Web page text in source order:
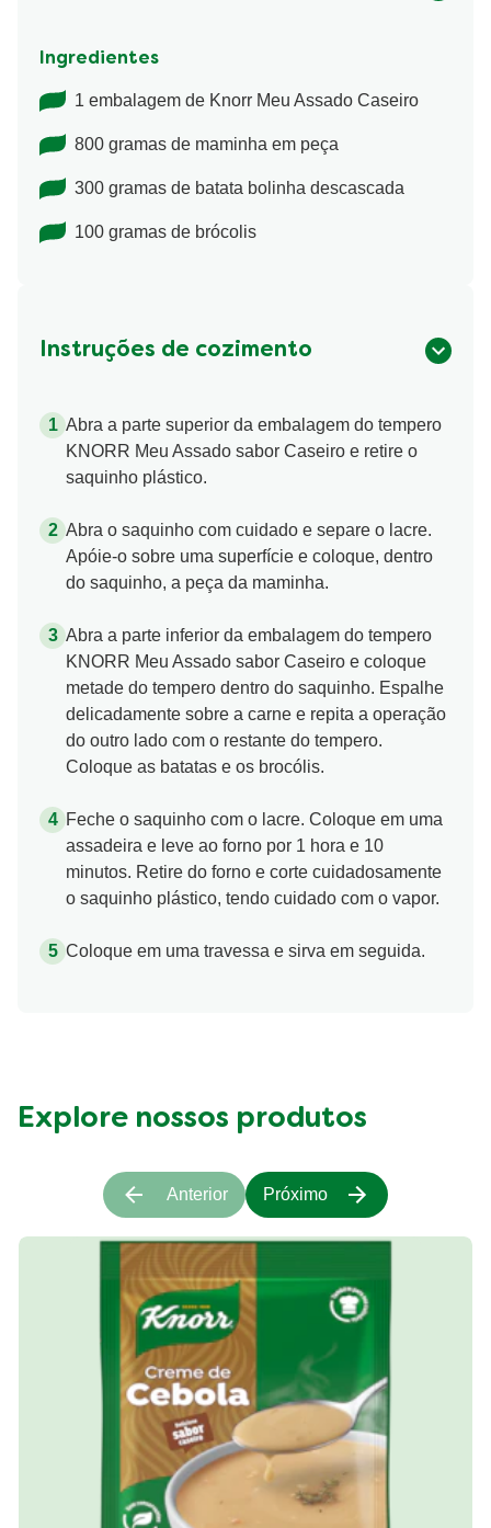
Ingredientes
1 embalagem de Knorr Meu Assado Caseiro
800 gramas de maminha em peça
300 gramas de batata bolinha descascada
100 gramas de brócolis
Instruções de cozimento
Abra a parte superior da embalagem do tempero
KNORR Meu Assado sabor Caseiro e retire o
saquinho plástico.
Abra o saquinho com cuidado e separe o lacre.
Apóie-o sobre uma superfície e coloque, dentro
do saquinho, a peça da maminha.
Abra a parte inferior da embalagem do tempero
KNORR Meu Assado sabor Caseiro e coloque
metade do tempero dentro do saquinho. Espalhe
delicadamente sobre a carne e repita a operação
do outro lado com o restante do tempero.
Coloque as batatas e os brocólis.
Feche o saquinho com o lacre. Coloque em uma
assadeira e leve ao forno por 1 hora e 10
minutos. Retire do forno e corte cuidadosamente
o saquinho plástico, tendo cuidado com o vapor.
Coloque em uma travessa e sirva em seguida.
Explore nossos produtos
Anterior Próximo